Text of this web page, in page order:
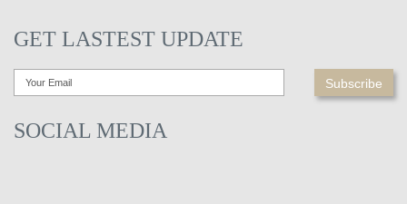
GET LASTEST UPDATE
SOCIAL MEDIA